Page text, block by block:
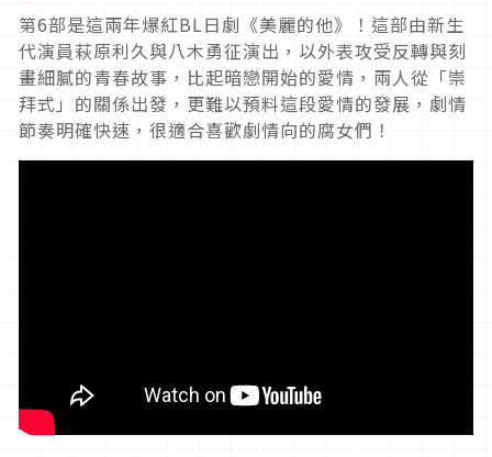
第6部是這兩年爆紅BL日劇《美麗的他》！這部由新生
代演員萩原利久與八木勇征演出，以外表攻受反轉與刻
畫細膩的青春故事，比起暗戀開始的愛情，兩人從「崇
拜式」的關係出發，更難以預料這段愛情的發展，劇情
節奏明確快速，很適合喜歡劇情向的腐女們！